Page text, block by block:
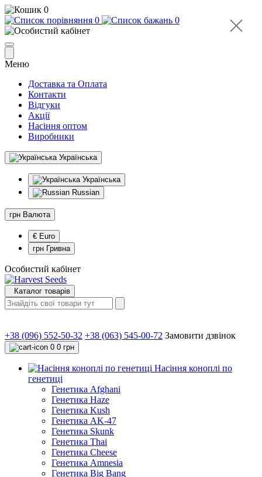
0
0
0
Меню
Доставка та Оплата
Контакти
Відгуки
Акції
Насіння оптом
Виробники
Українська
Українська
Russian
грн Валюта
€ Euro
грн Гривна
Особистий кабінет
Каталог товарів
+38 (096) 552-50-32 +38 (063) 545-00-72 Замовити дзвінок
0 0 грн
Насіння коноплі по
генетиці
Генетика Afghani
Генетика Haze
Генетика Kush
Генетика AK-47
Генетика Skunk
Генетика Thai
Генетика Cheese
Генетика Amnesia
Генетика Big Bang